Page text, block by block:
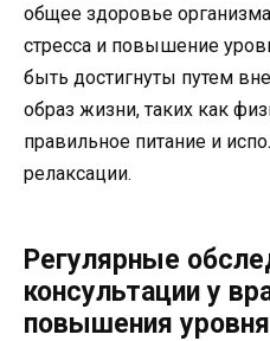
общее здоровье
стресса и повышение
быть достигнуты путем
образ жизни, таких как
правильное питание и
релаксации.
Регулярные
консультации у
повышения